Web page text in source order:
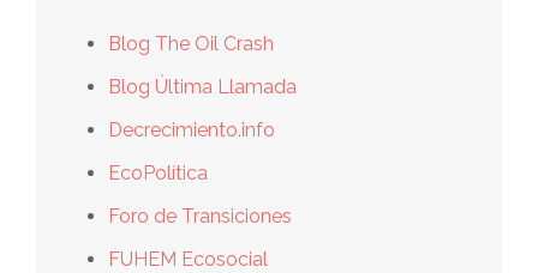
Blog The Oil Crash
Blog Última Llamada
Decrecimiento.info
EcoPolítica
Foro de Transiciones
FUHEM Ecosocial